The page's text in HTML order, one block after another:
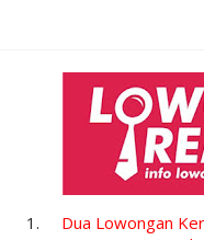
Dua Lowongan